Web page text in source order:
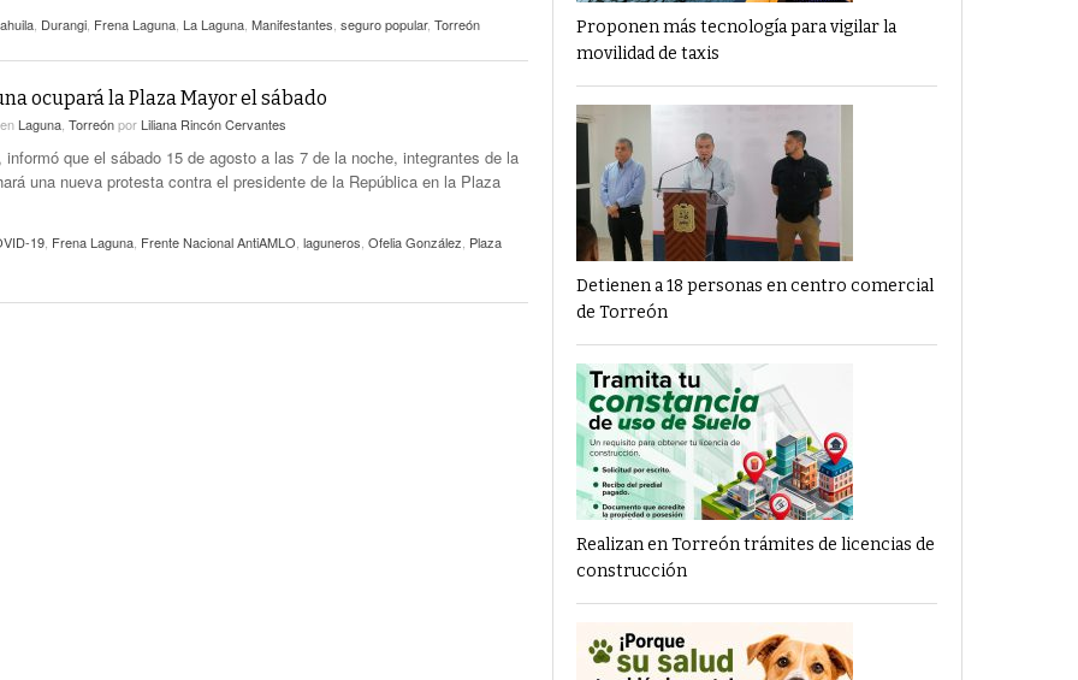
Durangi Frena Laguna La Laguna Manifestantes seguro popular, Torreón
ocupará la Plaza Mayor el sábado
en Laguna Torreónpor Liliana Rincón Cervantes
informó que el sábado 15 de agosto a las 7 de la noche, integrantes de la
una nueva protesta contra el presidente de la República en la Plaza
19 Frena Laguna Frente Nacional AntiAMLO laguneros Ofelia González Plaza
Proponen más tecnología para vigilar la
movilidad de taxis
Detienen a 18 personas en centro comercial
de Torreón
Realizan en Torreón trámites de licencias de
construcción